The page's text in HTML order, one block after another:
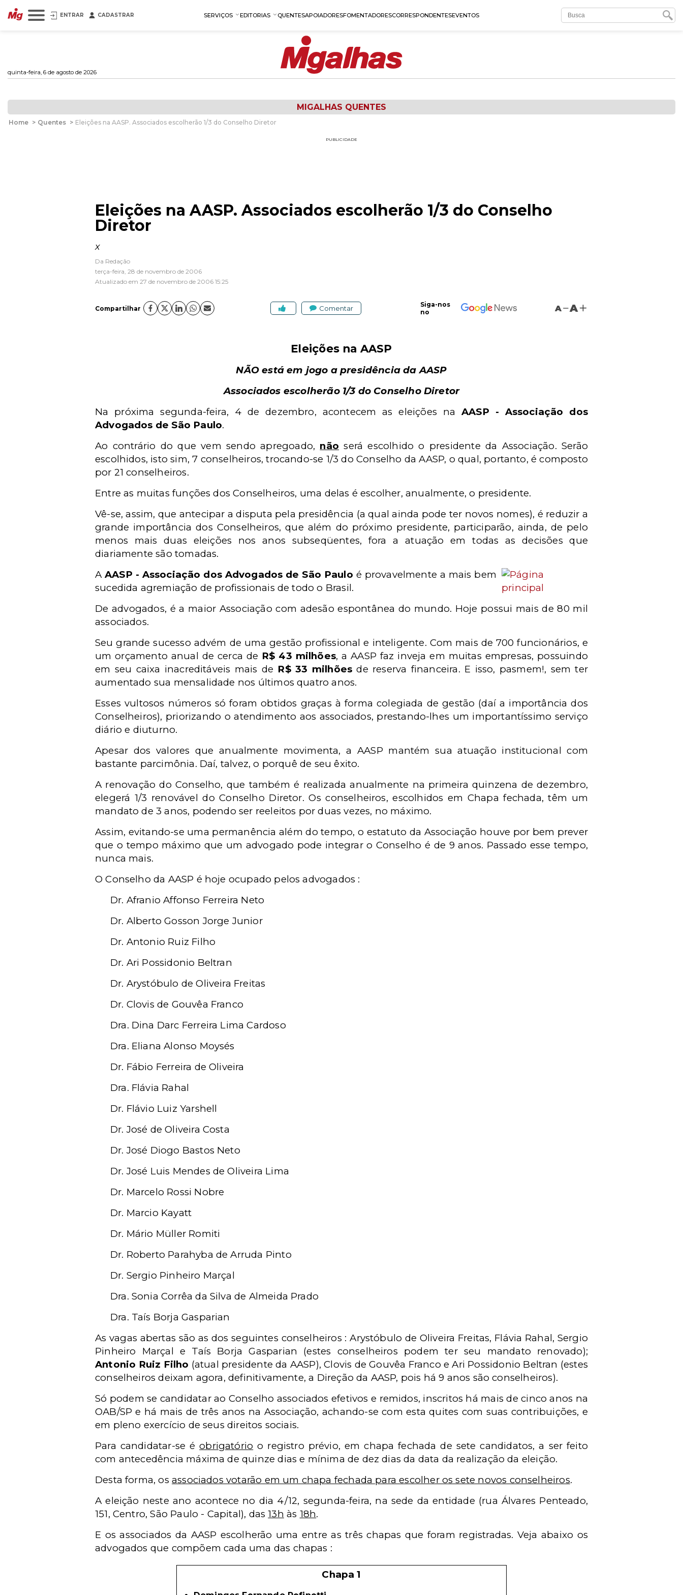
ENTRAR CADASTRAR SERVIÇOS EDITORIAS QUENTESAPOIADORESFOMENTADORESCORRESPONDENTESEVENTOS
quinta-feira, 6 de agosto de 2026
MIGALHAS QUENTES
Home > Quentes > Eleições na AASP. Associados escolherão 1/3 do Conselho Diretor
PUBLICIDADE
Eleições na AASP. Associados escolherão 1/3 do Conselho
Diretor
x
Da Redação
terça-feira, 28 de novembro de 2006
Atualizado em 27 de novembro de 2006 15:25
Compartilhar Comentar
Siga-nos
no
A A
Eleições na AASP
NÃO está em jogo a presidência da AASP
Associados escolherão 1/3 do Conselho Diretor
Na próxima segunda-feira, 4 de dezembro, acontecem as eleições naAASP - Associação dos
Advogados de São Paulo.
Ao contrário do que vem sendo apregoado, não será escolhido o presidente da Associação. Serão
escolhidos, isto sim, 7 conselheiros, trocando-se 1/3 do Conselho da AASP, o qual, portanto, é composto
por 21 conselheiros.
Entre as muitas funções dos Conselheiros, uma delas é escolher, anualmente, o presidente.
Vê-se, assim, que antecipar a disputa pela presidência (a qual ainda pode ter novos nomes), é reduzir a
grande importância dos Conselheiros, que além do próximo presidente, participarão, ainda, de pelo
menos mais duas eleições nos anos subseqüentes, fora a atuação em todas as decisões que
diariamente são tomadas.
AAASP - Associação dos Advogados de São Paulo é provavelmente a mais bem
sucedida agremiação de profissionais de todo o Brasil.
De advogados, é a maior Associação com adesão espontânea do mundo. Hoje possui mais de 80 mil
associados.
Seu grande sucesso advém de uma gestão profissional e inteligente. Com mais de 700 funcionários, e
um orçamento anual de cerca de R$ 43 milhões, a AASP faz inveja em muitas empresas, possuindo
em seu caixa inacreditáveis mais de R$ 33 milhões de reserva financeira. E isso, pasmem!, sem ter
aumentado sua mensalidade nos últimos quatro anos.
Esses vultosos números só foram obtidos graças à forma colegiada de gestão (daí a importância dos
Conselheiros), priorizando o atendimento aos associados, prestando-lhes um importantíssimo serviço
diário e diuturno.
Apesar dos valores que anualmente movimenta, a AASP mantém sua atuação institucional com
bastante parcimônia. Daí, talvez, o porquê de seu êxito.
A renovação do Conselho, que também é realizada anualmente na primeira quinzena de dezembro,
elegerá 1/3 renovável do Conselho Diretor. Os conselheiros, escolhidos em Chapa fechada, têm um
mandato de 3 anos, podendo ser reeleitos por duas vezes, no máximo.
Assim, evitando-se uma permanência além do tempo, o estatuto da Associação houve por bem prever
que o tempo máximo que um advogado pode integrar o Conselho é de 9 anos. Passado esse tempo,
nunca mais.
O Conselho da AASP é hoje ocupado pelos advogados :
Dr. Afranio Affonso Ferreira Neto
Dr. Alberto Gosson Jorge Junior
Dr. Antonio Ruiz Filho
Dr. Ari Possidonio Beltran
Dr. Arystóbulo de Oliveira Freitas
Dr. Clovis de Gouvêa Franco
Dra. Dina Darc Ferreira Lima Cardoso
Dra. Eliana Alonso Moysés
Dr. Fábio Ferreira de Oliveira
Dra. Flávia Rahal
Dr. Flávio Luiz Yarshell
Dr. José de Oliveira Costa
Dr. José Diogo Bastos Neto
Dr. José Luis Mendes de Oliveira Lima
Dr. Marcelo Rossi Nobre
Dr. Marcio Kayatt
Dr. Mário Müller Romiti
Dr. Roberto Parahyba de Arruda Pinto
Dr. Sergio Pinheiro Marçal
Dra. Sonia Corrêa da Silva de Almeida Prado
Dra. Taís Borja Gasparian
As vagas abertas são as dos seguintes conselheiros : Arystóbulo de Oliveira Freitas, Flávia Rahal, Sergio
Pinheiro Marçal e Taís Borja Gasparian (estes conselheiros podem ter seu mandato renovado);
Antonio Ruiz Filho (atual presidente da AASP), Clovis de Gouvêa Franco e Ari Possidonio Beltran (estes
conselheiros deixam agora, definitivamente, a Direção da AASP, pois há 9 anos são conselheiros).
Só podem se candidatar ao Conselho associados efetivos e remidos, inscritos há mais de cinco anos na
OAB/SP e há mais de três anos na Associação, achando-se com esta quites com suas contribuições, e
em pleno exercício de seus direitos sociais.
Para candidatar-se éobrigatório o registro prévio, em chapa fechada de sete candidatos, a ser feito
com antecedência máxima de quinze dias e mínima de dez dias da data da realização da eleição.
Desta forma, os associados votarão em um chapa fechada para escolher os sete novos conselheiros.
A eleição neste ano acontece no dia 4/12, segunda-feira, na sede da entidade (rua Álvares Penteado,
151, Centro, São Paulo - Capital), das13h às 18h.
E os associados da AASP escolherão uma entre as três chapas que foram registradas. Veja abaixo os
advogados que compõem cada uma das chapas :
Chapa 1